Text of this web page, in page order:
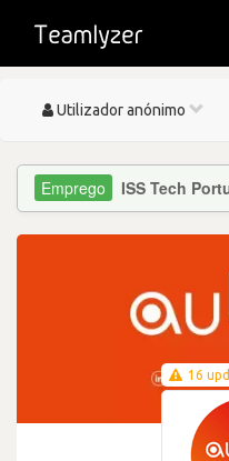
Toggle
Utilizador anónimo
ISS Tech
16